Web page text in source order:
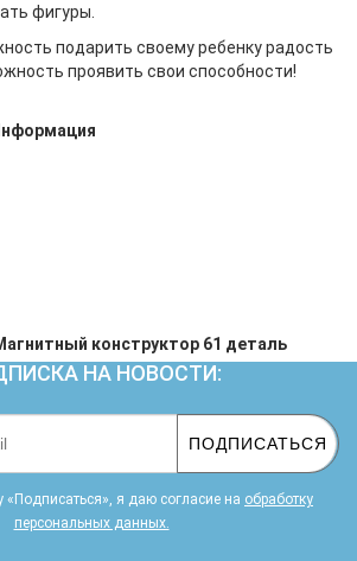
фигуры.
подарить своему ребенку радость
проявить свои способности!
конструктор 61 деталь
НА НОВОСТИ:
ПОДПИСАТЬСЯ
я даю cогласие на обработку
персональных данных.